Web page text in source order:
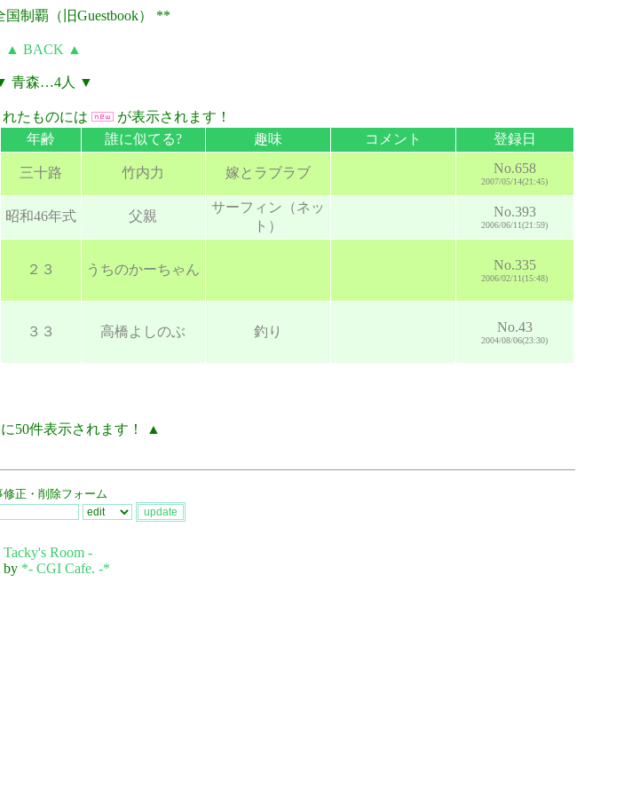
制覇（旧Guestbook） **
▲ BACK ▲
青森…4人 ▼
たものには
が表示されます！
年齢 誰に似てる? 趣味 コメント 登録日
三十路 竹内力 嫁とラブラブ No.658
2007/05/14(21:45)
昭和46年式 父親
サーフィン（ネッ
ト）
No.393
2006/06/11(21:59)
２３ うちのかーちゃん No.335
2006/02/11(15:48)
３３ 高橋よしのぶ 釣り No.43
2004/08/06(23:30)
50件表示されます！ ▲
修正・削除フォーム
Tacky's Room -
by *- CGI Cafe. -*